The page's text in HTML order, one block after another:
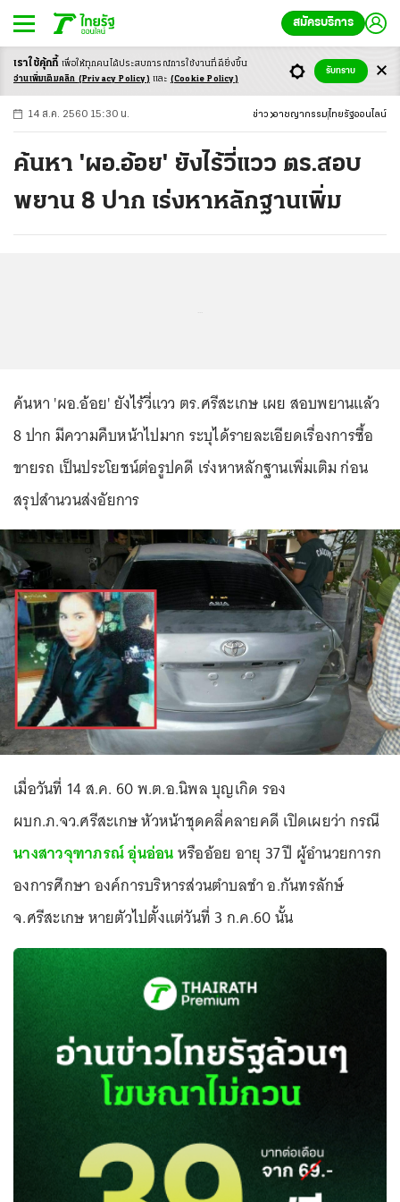
สมัครบริการ
-ก ก ก+
14 ส.ค. 2560 15:30 น. ข่าว อาชญากรรม ไทยรัฐออนไลน์
ค้นหา 'ผอ.อ้อย' ยังไร้วี่แวว ตร.สอบ
พยาน 8 ปาก เร่งหาหลักฐานเพิ่ม
ค้นหา 'ผอ.อ้อย' ยังไร้วี่แวว ตร.ศรีสะเกษ เผย สอบพยานแล้ว
8 ปาก มีความคืบหน้าไปมาก ระบุได้รายละเอียดเรื่องการซื้อ
ขายรถ เป็นประโยชน์ต่อรูปคดี เร่งหาหลักฐานเพิ่มเติม ก่อน
สรุปสำนวนส่งอัยการ
เมื่อวันที่ 14 ส.ค. 60 พ.ต.อ.นิพล บุญเกิด รอง
ผบก.ภ.จว.ศรีสะเกษ หัวหน้าชุดคลี่คลายคดี เปิดเผยว่า กรณี
นางสาวจุฑาภรณ์ อุ่นอ่อนหรืออ้อย อายุ 37 ปี ผู้อำนวยการก
องการศึกษา องค์การบริหารส่วนตำบลชำ อ.กันทรลักษ์
จ.ศรีสะเกษ หายตัวไปตั้งแต่วันที่ 3 ก.ค.60 นั้น
เราใช้คุ้กกี้ เพื่อให้ทุกคนได้ประสบการณ์การใช้งานที่ดียิ่งขึ้น
อ่านเพิ่มเติมคลิก (Privacy Policy) และ (Cookie Policy)
รับทราบ